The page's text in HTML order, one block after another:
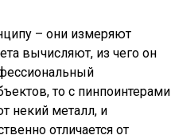
– они измеряют
вычисляют, из чего он
то с пинпоинтерами
некий металл, и
отличается от